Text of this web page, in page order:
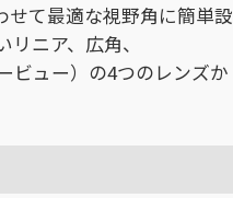
せて最適な視野角に簡単設
ニア、広角、
ビュー）の4つのレンズか